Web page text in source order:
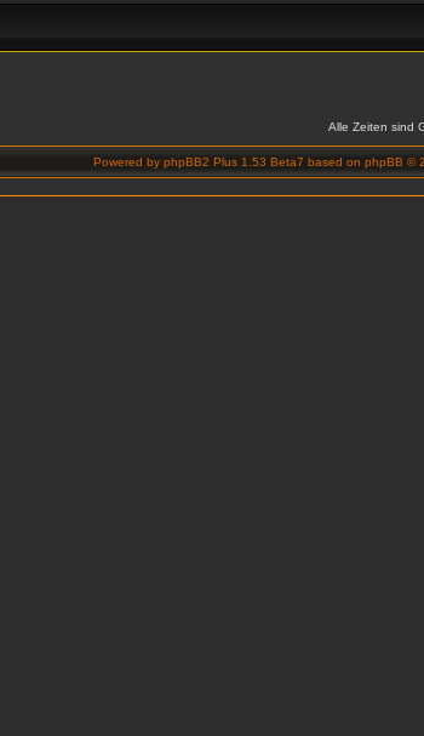
Alle Zeiten sind
Powered by phpBB2 Plus 1.53 Beta7 based on phpBB ©